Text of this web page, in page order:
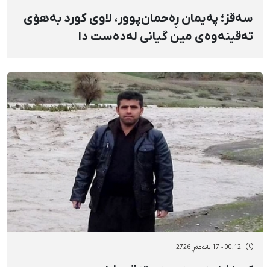
سەقز؛ پەیمان ڕەحمان‌پوور، لاوی کورد بەهۆی
تەقینەوەی مین گیانی لەدەست دا
00:12 - 17 بانەمەڕ 2726